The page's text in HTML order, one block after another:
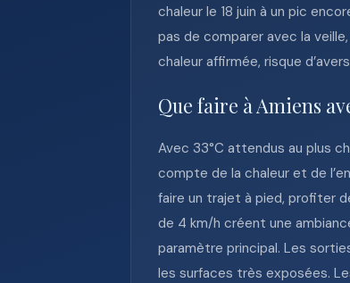
chaleur le 18 juin à un pic
pas de comparer avec la
chaleur affirmée, risque
Que faire à Amiens
Avec 33°C attendus au plus
compte de la chaleur et de
faire un trajet à pied, profiter
de 4 km/h créent une
paramètre principal. Les
les surfaces très exposées.